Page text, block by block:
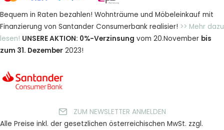
Bequem in Raten bezahlen! Wohnträume und Möbeleinkauf mit
Finanzierung von Santander Consumerbank realisier! >> Mehr dazu
lesen! UNSERE AKTION: 0%-Verzinsung vom 20.November bis
zum 31. Dezember 2023!
ZUM NEWSLETTER ANMELDEN
Alle Preise inkl. der gesetzlichen österreichischen MwSt. zzgl.